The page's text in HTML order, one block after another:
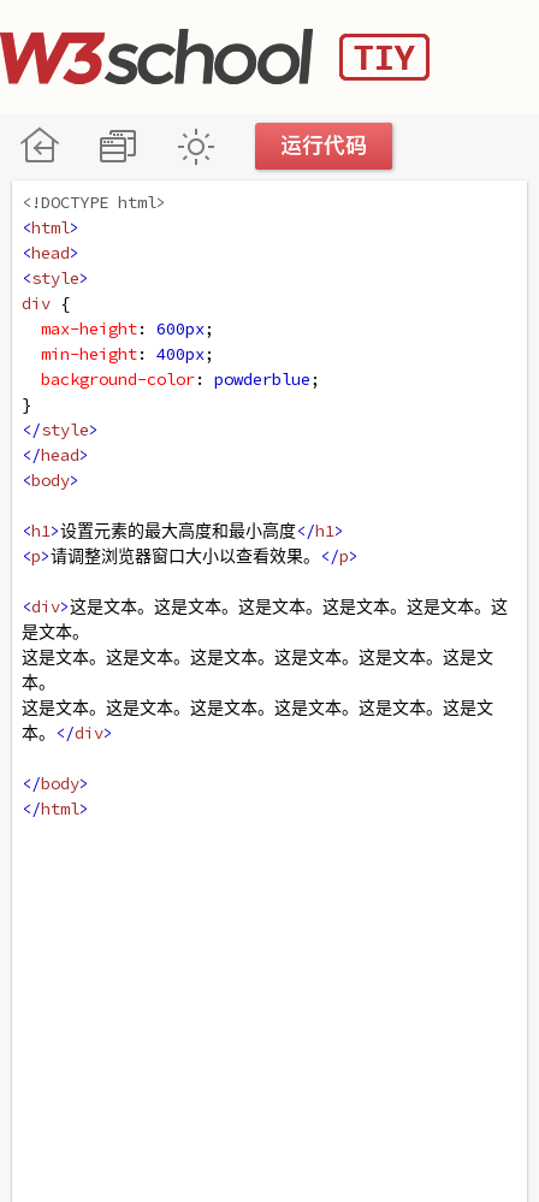
<!DOCTYPE html>
<html>
<head>
<style>
div {
max-height: 600px;
min-height: 400px;
background-color: powderblue;
}
</style>
</head>
<body>
<h1>设置元素的最大高度和最小高度</h1>
<p>请调整浏览器窗口大小以查看效果。 </p>
<div>这是文本。这是文本。这是文本。这是文本。这是文本。这
这是文本。这是文本。这是文本。这是文本。这是文本。这是文
本。
这是文本。这是文本。这是文本。这是文本。这是文本。这是文
本。
</div>
</body>
</html>